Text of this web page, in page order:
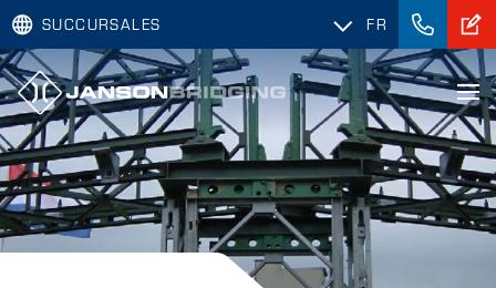
SUCCURSALES FR